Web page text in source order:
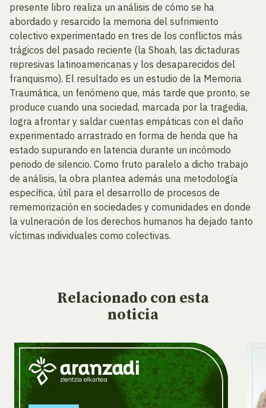
presente libro realiza un análisis de cómo se ha
abordado y resarcido la memoria del sufrimiento
colectivo experimentado en tres de los conflictos más
trágicos del pasado reciente (la Shoah, las dictaduras
represivas latinoamericanas y los desaparecidos del
franquismo). El resultado es un estudio de la Memoria
Traumática, un fenómeno que, más tarde que pronto, se
produce cuando una sociedad, marcada por la tragedia,
logra afrontar y saldar cuentas empáticas con el daño
experimentado arrastrado en forma de herida que ha
estado supurando en latencia durante un incómodo
periodo de silencio. Como fruto paralelo a dicho trabajo
de análisis, la obra plantea además una metodología
específica, útil para el desarrollo de procesos de
rememorización en sociedades y comunidades en donde
la vulneración de los derechos humanos ha dejado tanto
víctimas individuales como colectivas.
Relacionado con esta
noticia